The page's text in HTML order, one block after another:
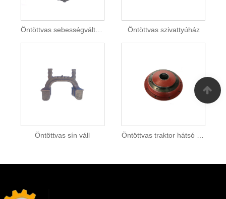
Öntöttvas sebességváltó ház Öntöttvas szivattyúház
Öntöttvas sín váll